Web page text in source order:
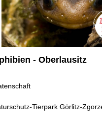
- Oberlausitz
Tierpark Görlitz-